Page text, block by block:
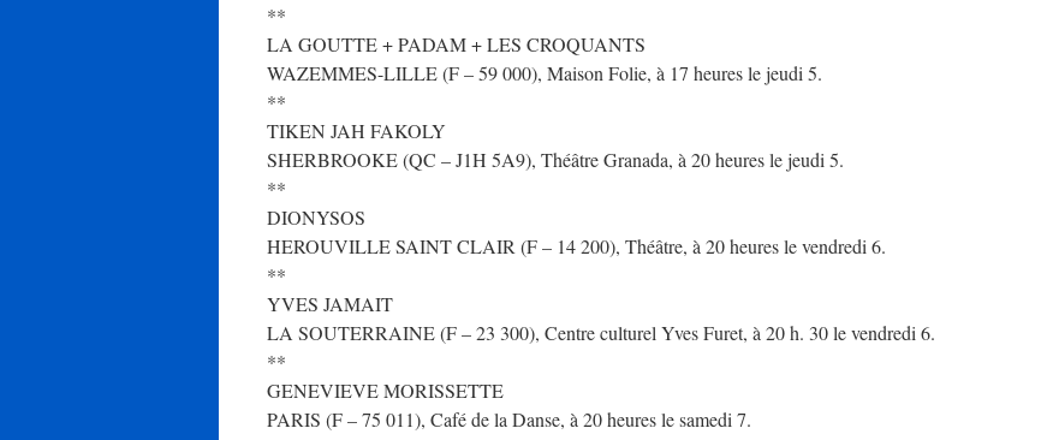
**
LA GOUTTE + PADAM + LES CROQUANTS
WAZEMMES-LILLE (F – 59 000), Maison Folie, à 17 heures le jeudi 5.
**
TIKEN JAH FAKOLY
SHERBROOKE (QC – J1H 5A9), Théâtre Granada, à 20 heures le jeudi 5.
**
DIONYSOS
HEROUVILLE SAINT CLAIR (F – 14 200), Théâtre, à 20 heures le vendredi 6.
**
YVES JAMAIT
LA SOUTERRAINE (F – 23 300), Centre culturel Yves Furet, à 20 h. 30 le vendredi 6.
**
GENEVIEVE MORISSETTE
PARIS (F – 75 011), Café de la Danse, à 20 heures le samedi 7.